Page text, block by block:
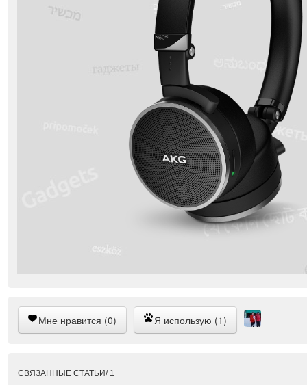
Мне нравится (0) Я использую (1)
СВЯЗАННЫЕ СТАТЬИ/ 1